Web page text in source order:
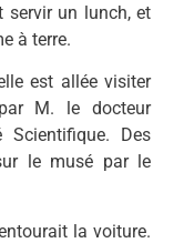
un lunch, et
à terre.
est allée visiter
M. le docteur
Scientifique. Des
le musé par le
la voiture.